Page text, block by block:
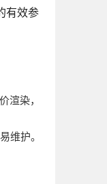
有效参
渲染，
维护。